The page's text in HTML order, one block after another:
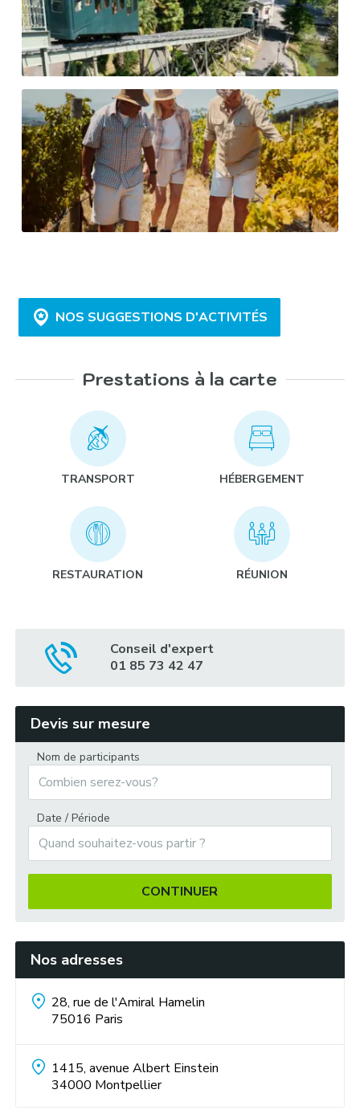
NOS SUGGESTIONS D'ACTIVITÉS
Randonnée VTT sur les bords du Gave :
Rallye 4×4 :
Rando découverte du Jurancon :
Soirée « Grands Jeux » :
Prestations à la carte
TRANSPORT HÉBERGEMENT
RESTAURATION RÉUNION
Conseil d'expert
01 85 73 42 47
Devis sur mesure
Nom de participants
Date / Période
CONTINUER
Nos adresses
28, rue de l'Amiral Hamelin
75016 Paris
1415, avenue Albert Einstein
34000 Montpellier